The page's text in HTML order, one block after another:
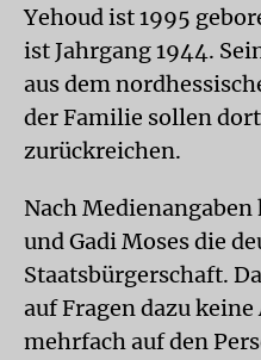
Yehoud ist 1995
ist Jahrgang 1944.
aus dem
der Familie sollen
zurückreichen.
Nach Medienangaben
und Gadi Moses die
Staatsbürgerschaft.
auf Fragen dazu
mehrfach auf den